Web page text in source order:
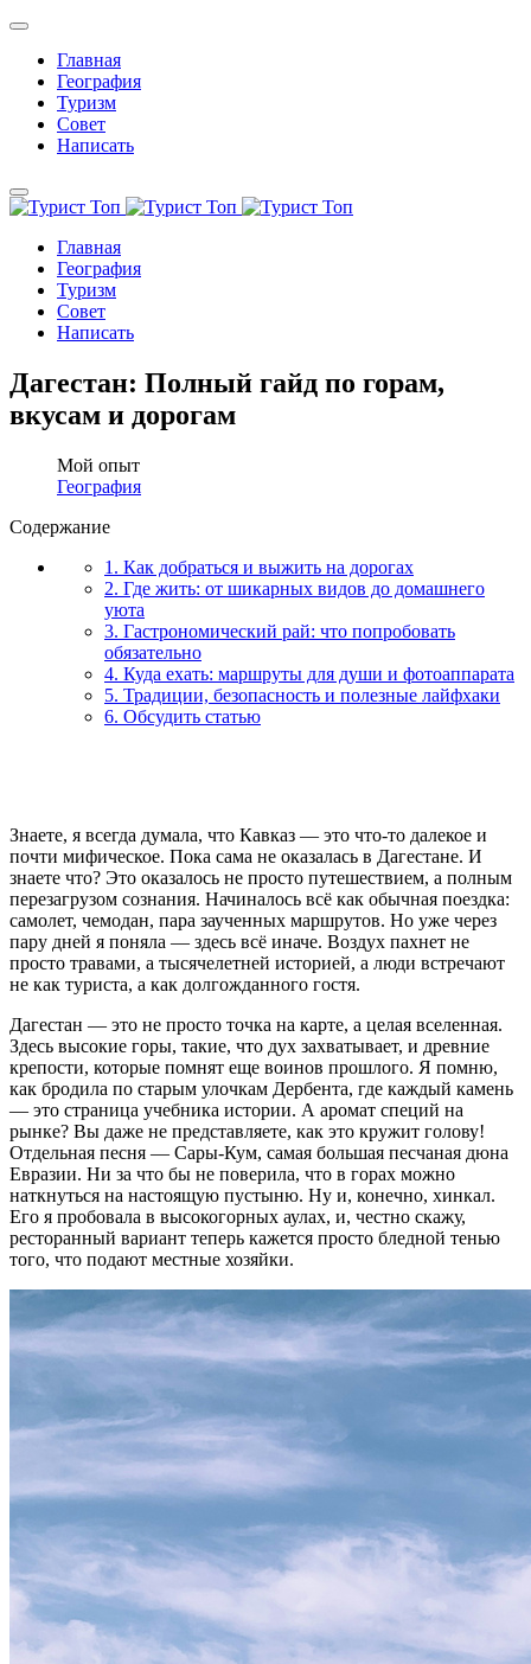
Главная
География
Туризм
Совет
Написать
Главная
География
Туризм
Совет
Написать
Дагестан: Полный гайд по горам,
вкусам и дорогам
Мой опыт
География
Содержание
1. Как добраться и выжить на дорогах
2. Где жить: от шикарных видов до домашнего
уюта
3. Гастрономический рай: что попробовать
обязательно
4. Куда ехать: маршруты для души и фотоаппарата
5. Традиции, безопасность и полезные лайфхаки
6. Обсудить статью
Знаете, я всегда думала, что Кавказ — это что-то далекое и
почти мифическое. Пока сама не оказалась в Дагестане. И
знаете что? Это оказалось не просто путешествием, а полным
перезагрузом сознания. Начиналось всё как обычная поездка:
самолет, чемодан, пара заученных маршрутов. Но уже через
пару дней я поняла — здесь всё иначе. Воздух пахнет не
просто травами, а тысячелетней историей, а люди встречают
не как туриста, а как долгожданного гостя.
Дагестан — это не просто точка на карте, а целая вселенная.
Здесь высокие горы, такие, что дух захватывает, и древние
крепости, которые помнят еще воинов прошлого. Я помню,
как бродила по старым улочкам Дербента, где каждый камень
— это страница учебника истории. А аромат специй на
рынке? Вы даже не представляете, как это кружит голову!
Отдельная песня — Сары-Кум, самая большая песчаная дюна
Евразии. Ни за что бы не поверила, что в горах можно
наткнуться на настоящую пустыню. Ну и, конечно, хинкал.
Его я пробовала в высокогорных аулах, и, честно скажу,
ресторанный вариант теперь кажется просто бледной тенью
того, что подают местные хозяйки.